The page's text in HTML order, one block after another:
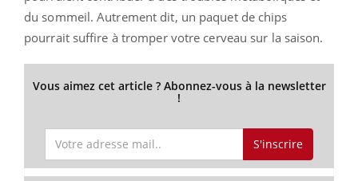
du sommeil. Autrement dit, un paquet de chips
pourrait suffire à tromper votre cerveau sur la saison.
Vous aimez cet article ? Abonnez-vous à la newsletter
!
S'inscrire